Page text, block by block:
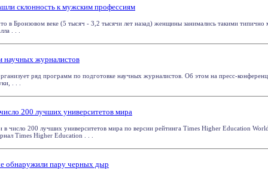
склонность к мужским профессиям
в Бронзовом веке (5 тысяч - 3,2 тысячи лет назад) женщины занимались такими
. . .
научных журналистов
ряд программ по подготовке научных журналистов. Об этом на пресс-
. . .
200 лучших университетов мира
в число 200 лучших университетов мира по версии рейтинга Times Higher Education
Times Higher Education . . .
обнаружили пару черных дыр